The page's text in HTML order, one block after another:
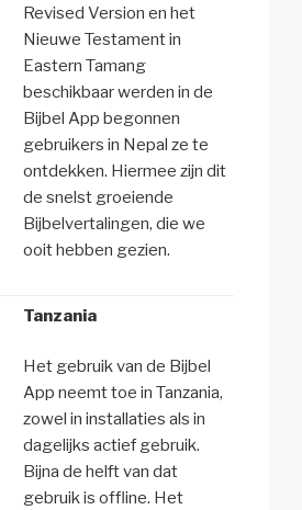
Revised Version en het
Nieuwe Testament in
Eastern Tamang
beschikbaar werden in de
Bijbel App begonnen
gebruikers in Nepal ze te
ontdekken. Hiermee zijn dit
de snelst groeiende
Bijbelvertalingen, die we
ooit hebben gezien.
Tanzania
Het gebruik van de Bijbel
App neemt toe in Tanzania,
zowel in installaties als in
dagelijks actief gebruik.
Bijna de helft van dat
gebruik is offline. Het